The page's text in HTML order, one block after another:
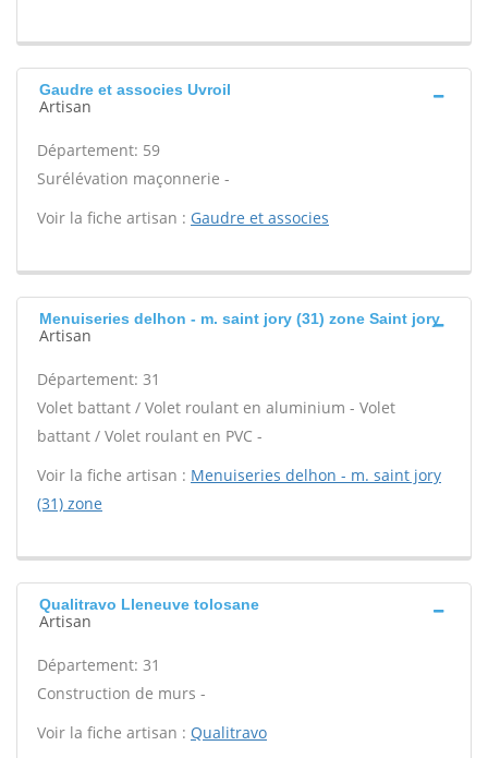
Gaudre et associes Uvroil
Artisan
Département: 59
Surélévation maçonnerie -
Voir la fiche artisan : Gaudre et associes
Menuiseries delhon - m. saint jory (31) zone Saint jory
Artisan
Département: 31
Volet battant / Volet roulant en aluminium - Volet
battant / Volet roulant en PVC -
Voir la fiche artisan : Menuiseries delhon - m. saint jory
(31) zone
Qualitravo Lleneuve tolosane
Artisan
Département: 31
Construction de murs -
Voir la fiche artisan : Qualitravo